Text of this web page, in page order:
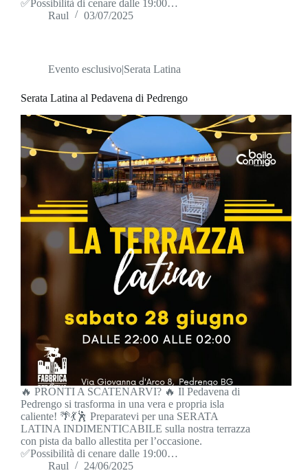
✅Possibilità di cenare dalle 19:00…
Raul
03/07/2025
Evento esclusivo|Serata Latina
Serata Latina al Pedavena di Pedrengo
🔥 PRONTI A SCATENARVI? 🔥 Il Pedavena di
Pedrengo si trasforma in una vera e propria isla
caliente! 🌴💃🕺 Preparatevi per una SERATA
LATINA INDIMENTICABILE sulla nostra terrazza
con pista da ballo allestita per l’occasione.
✅Possibilità di cenare dalle 19:00…
Raul
24/06/2025